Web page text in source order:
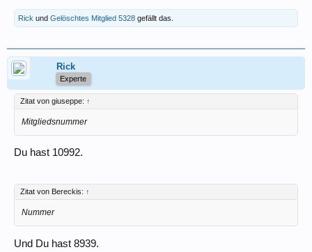
Rick und Gelöschtes Mitglied 5328 gefällt das.
Rick
Experte
Zitat von giuseppe: ↑
Mitgliedsnummer
Du hast 10992.
Zitat von Bereckis: ↑
Nummer
Und Du hast 8939.